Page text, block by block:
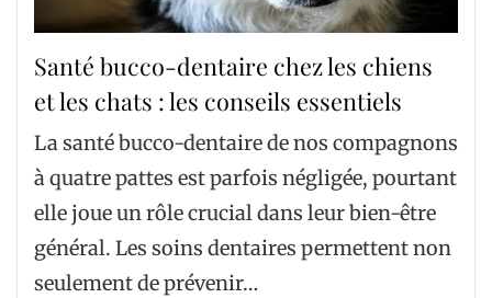
Santé bucco-dentaire chez les chiens
et les chats : les conseils essentiels
La santé bucco-dentaire de nos compagnons
à quatre pattes est parfois négligée, pourtant
elle joue un rôle crucial dans leur bien-être
général. Les soins dentaires permettent non
seulement de prévenir…